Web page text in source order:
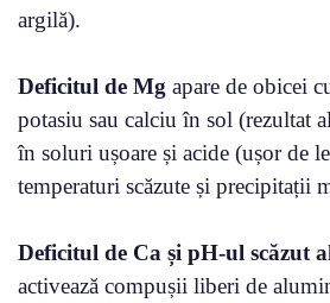
argilă).
Deficitul de Mg apare de obicei
potasiu sau calciu în sol (rezultat
în soluri ușoare și acide (ușor de
temperaturi scăzute și precipitații
Deficitul de Ca și pH-ul scăzut
activează compușii liberi de